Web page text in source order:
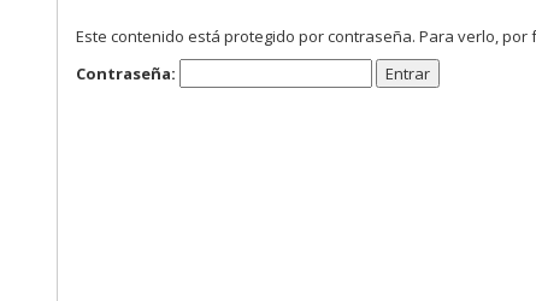
Este contenido está protegido por contraseña. Para verlo,
Contraseña: